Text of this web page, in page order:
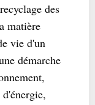
des
matière
vie d'un
démarche